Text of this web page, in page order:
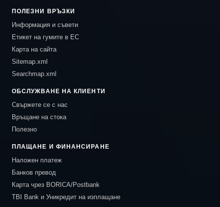
ПОЛЕЗНИ ВРЪЗКИ
Информация и съвети
Етикет на гумите в ЕС
Карта на сайта
Sitemap.xml
Searchmap.xml
ОБСЛУЖВАНЕ НА КЛИЕНТИ
Свържете се с нас
Връщане на стока
Полезно
ПЛАЩАНЕ И ФИНАНСИРАНЕ
Наложен платеж
Банков превод
Карта чрез BORICA/Postbank
TBI Bank и Уникредит на изплащане